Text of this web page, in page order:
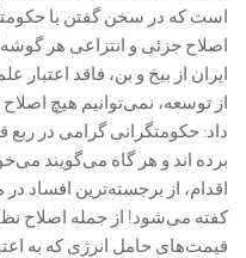
است که در سخن گفتن با
اصلاح جزئی و انتزاعی هر
ایران از بیخ و بن، فاقد
از توسعه، نمی‌توانیم هیچ
داد: حکومتگرانی گرامی در ربع
برده اند و هر گاه می‌گویند
اقدام، از برجسته‌ترین افساد
کفته می‌شود! از جمله اصلاح
قیمت‌های حامل انرژی که به